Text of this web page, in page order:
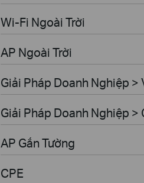
Wi-Fi Ngoài Trời
AP Ngoài Trời
Giải Pháp Doanh Nghiệp >
Giải Pháp Doanh Nghiệp >
AP Gắn Tường
CPE